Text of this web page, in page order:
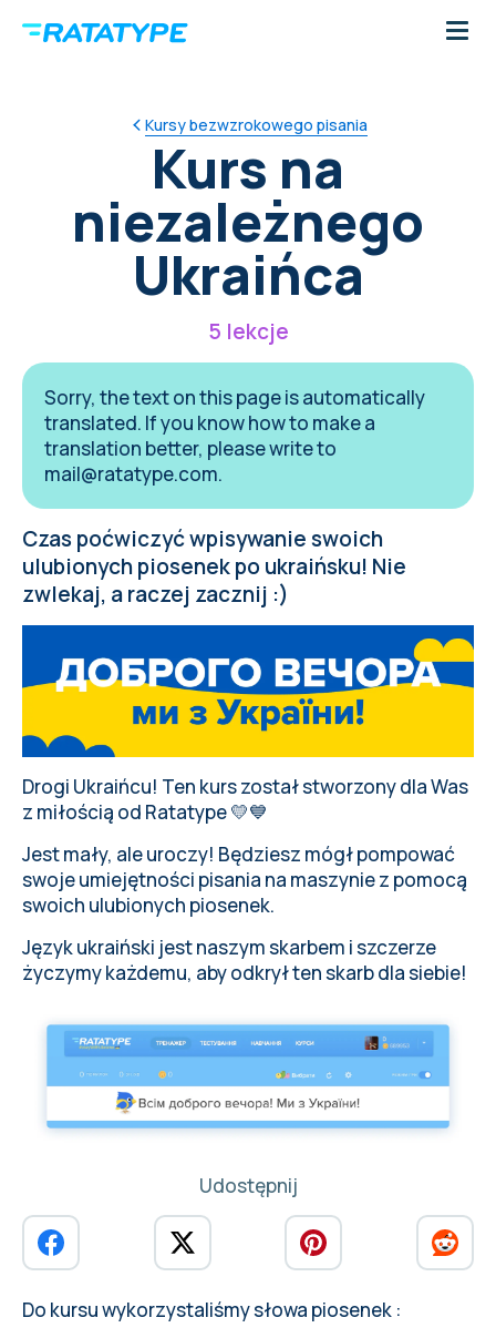
Kursy bezwzrokowego pisania
Kurs na
niezależnego
Ukraińca
5 lekcje
Sorry, the text on this page is automatically
translated. If you know how to make a
translation better, please write to
mail@ratatype.com.
Czas poćwiczyć wpisywanie swoich
ulubionych piosenek po ukraińsku! Nie
zwlekaj, a raczej zacznij :)
Drogi Ukraińcu! Ten kurs został stworzony dla Was
z miłością od Ratatype 💛💙
Jest mały, ale uroczy! Będziesz mógł pompować
swoje umiejętności pisania na maszynie z pomocą
swoich ulubionych piosenek.
Język ukraiński jest naszym skarbem i szczerze
życzymy każdemu, aby odkrył ten skarb dla siebie!
Udostępnij
Do kursu wykorzystaliśmy słowa piosenek :